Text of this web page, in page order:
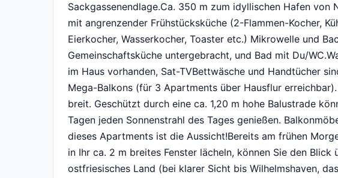
Sackgassenendlage.Ca. 350 m zum idyllischen Hafen von
mit angrenzender Frühstücksküche (2-Flammen-Kocher,
Eierkocher, Wasserkocher, Toaster etc.) Mikrowelle und
Gemeinschaftsküche untergebracht, und Bad mit Du/
im Haus vorhanden, Sat-TVBettwäsche und Handtücher
Mega-Balkons (für 3 Apartments über Hausflur
breit. Geschützt durch eine ca. 1,20 m hohe Balustrade
Tagen jeden Sonnenstrahl des Tages genießen.
dieses Apartments ist die Aussicht!Bereits am frühen
in Ihr ca. 2 m breites Fenster lächeln, können Sie den
ostfriesisches Land (bei klarer Sicht bis Wilhelmshaven,